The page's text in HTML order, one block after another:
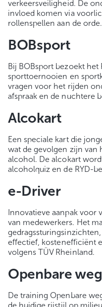
verkeersveiligheid. De
invloed komen via
rollenspellen aan de orde.
BOBsport
Bij BOBsport bezoekt het
sporttoernooien en
vragen voor het rijden
afspraak en de nuchtere
Alcokart
Een speciale kart die
wat de gevolgen zijn van
alcohol. De alcokart
alcoholquiz en de RYD-
e-Driver
Innovatieve aanpak voor
van medewerkers. Het
effectief, kostenefficiënt
volgens TÜV Rheinland.
Openbare
De training Openbare